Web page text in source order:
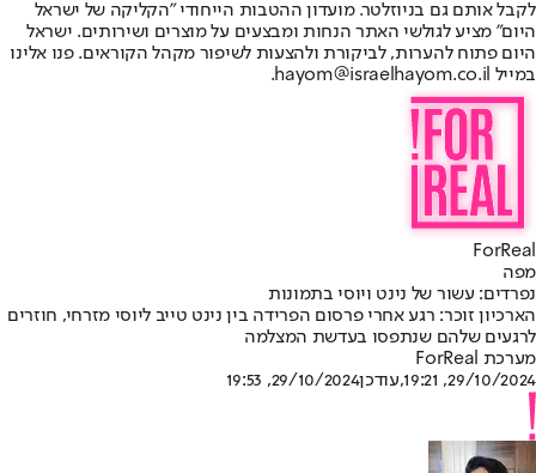
לקבל אותם גם בניוזלטר. מועדון ההטבות הייחודי "הקליקה של ישראל
היום" מציע לגולשי האתר הנחות ומבצעים על מוצרים ושירותים. ישראל
היום פתוח להערות, לביקורת ולהצעות לשיפור מקהל הקוראים. פנו אלינו
במייל hayom@israelhayom.co.il.
ForReal
מפה
נפרדים: עשור של נינט ויוסי בתמונות
הארכיון זוכר: רגע אחרי פרסום הפרידה בין נינט טייב ליוסי מזרחי, חוזרים
לרגעים שלהם שנתפסו בעדשת המצלמה
מערכת ForReal
29/10/2024, 19:21
,עודכן29/10/2024, 19:53